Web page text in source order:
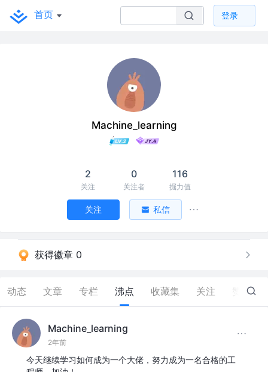
首页 登录
Machine_learning
2
关注
0
关注者
116
掘力值
关注 私信
获得徽章 0
动态 文章 专栏 沸点 收藏集 关注 4
Machine_learning
2年前
今天继续学习如何成为一个大佬，努力成为一名合格的工